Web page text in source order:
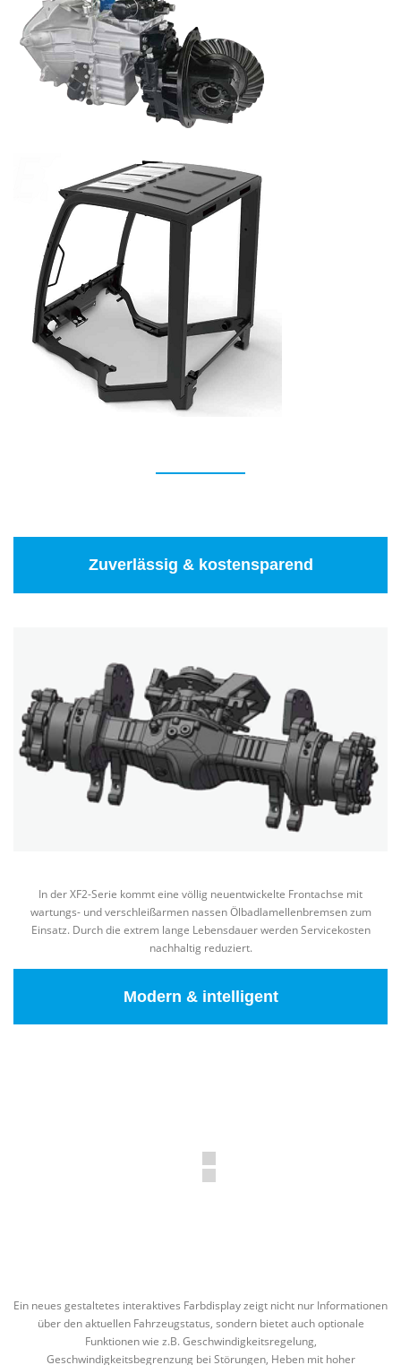
Zuverlässig & kostensparend
In der XF2-Serie kommt eine völlig neuentwickelte Frontachse mit
wartungs- und verschleißarmen nassen Ölbadlamellenbremsen zum
Einsatz. Durch die extrem lange Lebensdauer werden Servicekosten
nachhaltig reduziert.
Modern & intelligent
Ein neues gestaltetes interaktives Farbdisplay zeigt nicht nur Informationen
über den aktuellen Fahrzeugstatus, sondern bietet auch optionale
Funktionen wie z.B. Geschwindigkeitsregelung,
Geschwindigkeitsbegrenzung bei Störungen, Heben mit hoher